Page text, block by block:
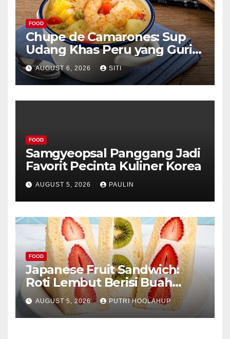
FOOD
Chupe de Camarones: Sup
Udang Khas Peru yang Gurih
Lezat
AUGUST 6, 2026 SITI
FOOD
Samgyeopsal Panggang Jadi
Favorit Pecinta Kuliner Korea
AUGUST 5, 2026 PAULIN
FOOD
Japanese Fruit Sandwich:
Roti Lembut Berisi Buah
Segar yang Memikat Selera
AUGUST 5, 2026 PUTRI HOOLAHUP